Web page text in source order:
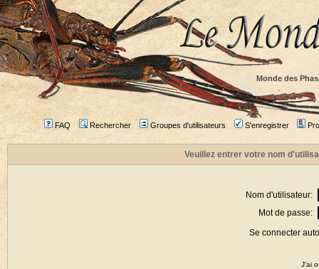
Monde des
FAQ Rechercher Groupes d'utilisateurs S'enregistrer
Veuillez entrer votre nom
Nom d'utilisateur:
Mot de passe:
Se connecter
J'ai